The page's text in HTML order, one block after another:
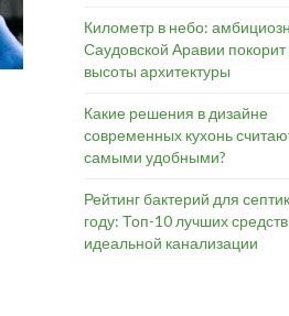
Километр в небо:
Саудовской Аравии
высоты архитектуры
Какие решения в дизайне
современных кухонь
самыми удобными?
Рейтинг бактерий для
году: Топ-10 лучших
идеальной канализации